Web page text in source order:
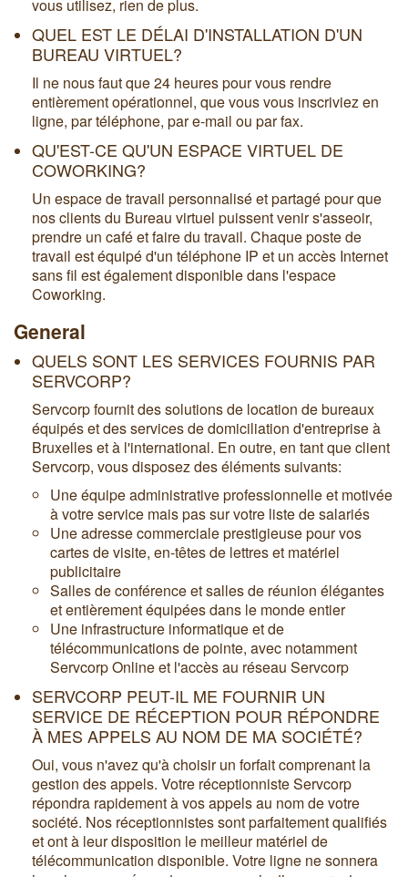
vous utilisez, rien de plus.
QUEL EST LE DÉLAI D'INSTALLATION D'UN
BUREAU VIRTUEL?
Il ne nous faut que 24 heures pour vous rendre
entièrement opérationnel, que vous vous inscriviez en
ligne, par téléphone, par e-mail ou par fax.
QU'EST-CE QU'UN ESPACE VIRTUEL DE
COWORKING?
Un espace de travail personnalisé et partagé pour que
nos clients du Bureau virtuel puissent venir s'asseoir,
prendre un café et faire du travail. Chaque poste de
travail est équipé d'un téléphone IP et un accès Internet
sans fil est également disponible dans l'espace
Coworking.
General
QUELS SONT LES SERVICES FOURNIS PAR
SERVCORP?
Servcorp fournit des solutions de location de bureaux
équipés et des services de domiciliation d'entreprise à
Bruxelles et à l'international. En outre, en tant que client
Servcorp, vous disposez des éléments suivants:
Une équipe administrative professionnelle et motivée
à votre service mais pas sur votre liste de salariés
Une adresse commerciale prestigieuse pour vos
cartes de visite, en-têtes de lettres et matériel
publicitaire
Salles de conférence et salles de réunion élégantes
et entièrement équipées dans le monde entier
Une infrastructure informatique et de
télécommunications de pointe, avec notamment
Servcorp Online et l'accès au réseau Servcorp
SERVCORP PEUT-IL ME FOURNIR UN
SERVICE DE RÉCEPTION POUR RÉPONDRE
À MES APPELS AU NOM DE MA SOCIÉTÉ?
Oui, vous n'avez qu'à choisir un forfait comprenant la
gestion des appels. Votre réceptionniste Servcorp
répondra rapidement à vos appels au nom de votre
société. Nos réceptionnistes sont parfaitement qualifiés
et ont à leur disposition le meilleur matériel de
télécommunication disponible. Votre ligne ne sonnera